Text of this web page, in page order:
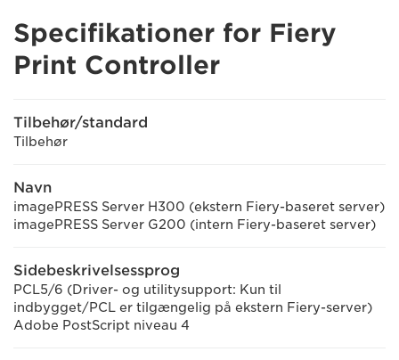
Specifikationer for Fiery
Print Controller
Tilbehør/standard
Tilbehør
Navn
imagePRESS Server H300 (ekstern Fiery-baseret server)
imagePRESS Server G200 (intern Fiery-baseret server)
Sidebeskrivelsessprog
PCL5/6 (Driver- og utilitysupport: Kun til
indbygget/PCL er tilgængelig på ekstern Fiery-server)
Adobe PostScript niveau 4